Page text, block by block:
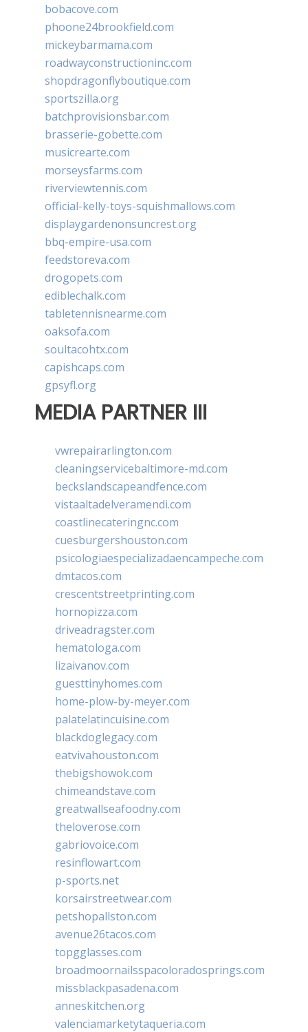
bobacove.com
phoone24brookfield.com
mickeybarmama.com
roadwayconstructioninc.com
shopdragonflyboutique.com
sportszilla.org
batchprovisionsbar.com
brasserie-gobette.com
musicrearte.com
morseysfarms.com
riverviewtennis.com
official-kelly-toys-squishmallows.com
displaygardenonsuncrest.org
bbq-empire-usa.com
feedstoreva.com
drogopets.com
ediblechalk.com
tabletennisnearme.com
oaksofa.com
soultacohtx.com
capishcaps.com
gpsyfl.org
MEDIA PARTNER III
vwrepairarlington.com
cleaningservicebaltimore-md.com
beckslandscapeandfence.com
vistaaltadelveramendi.com
coastlinecateringnc.com
cuesburgershouston.com
psicologiaespecializadaencampeche.com
dmtacos.com
crescentstreetprinting.com
hornopizza.com
driveadragster.com
hematologa.com
lizaivanov.com
guesttinyhomes.com
home-plow-by-meyer.com
palatelatincuisine.com
blackdoglegacy.com
eatvivahouston.com
thebigshowok.com
chimeandstave.com
greatwallseafoodny.com
theloverose.com
gabriovoice.com
resinflowart.com
p-sports.net
korsairstreetwear.com
petshopallston.com
avenue26tacos.com
topgglasses.com
broadmoornailsspacoloradosprings.com
missblackpasadena.com
anneskitchen.org
valenciamarketytaqueria.com